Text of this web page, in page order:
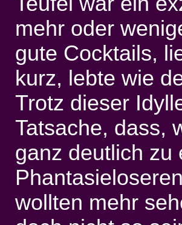
mehr oder
gute Cocktails,
kurz, lebte wie
Trotz dieser
Tatsache, dass,
ganz deutlich zu
wollten mehr